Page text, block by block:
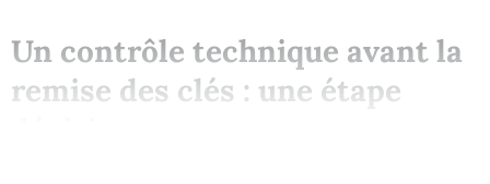
Un contrôle technique avant la
remise des clés : une étape